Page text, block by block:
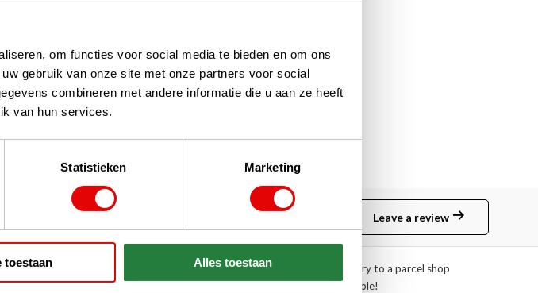
om functies voor social media te bieden en om ons
gebruik van onze site met onze partners voor social
combineren met andere informatie die u aan ze heeft
van hun services.
Statistieken Marketing
toestaan Alles toestaan
Leave a review
Pick-up or delivery to a parcel shop
available!